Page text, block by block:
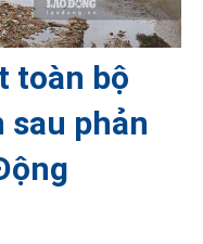
toàn bộ
sau phản